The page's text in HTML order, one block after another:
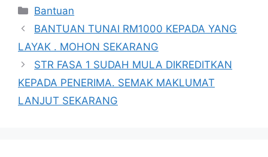
Categories
Bantuan
BANTUAN TUNAI RM1000 KEPADA YANG
LAYAK . MOHON SEKARANG
STR FASA 1 SUDAH MULA DIKREDITKAN
KEPADA PENERIMA. SEMAK MAKLUMAT
LANJUT SEKARANG